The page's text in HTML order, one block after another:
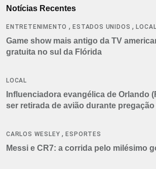
Notícias Recentes
ENTRETENIMENTO ,ESTADOS UNIDOS ,LOCAL
Game show mais antigo da TV
gratuita no sul da Flórida
LOCAL
Influenciadora evangélica de Orlando
ser retirada de avião durante
CARLOS WESLEY ,ESPORTES
Messi e CR7: a corrida pelo milésimo